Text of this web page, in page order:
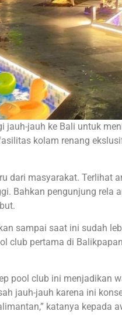
jauh-jauh ke Bali untuk
kolam renang
dari masyarakat. Terlihat
Bahkan pengunjung rela
sampai saat ini sudah
club pertama di
pool club ini menjadikan
jauh-jauh karena ini
katanya kepada